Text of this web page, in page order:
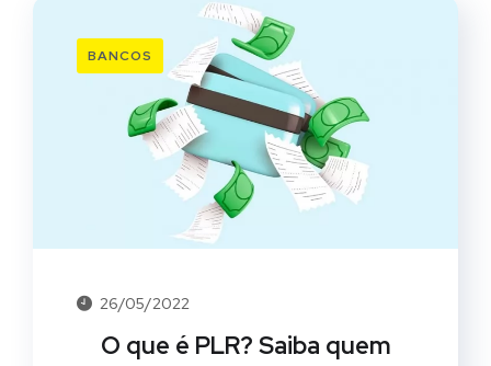
BANCOS
26/05/2022
O que é PLR? Saiba quem